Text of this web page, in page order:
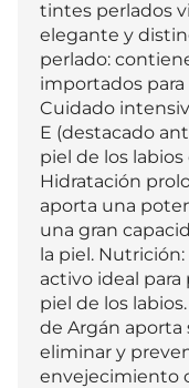
tintes perlados
elegante y
perlado:
importados
Cuidado
E (destacado
piel de los
Hidratación
aporta una
una gran
la piel.
activo ideal
piel de los
de Argán aporta
eliminar y
envejecimiento